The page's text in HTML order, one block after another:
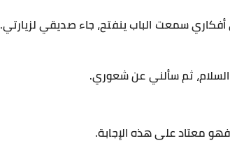
أفكاري سمعت الباب ينفتح، جاء صديقي لزيارتي.
ثم سألني عن شعوري.
فهو معتاد على هذه الإجابة.